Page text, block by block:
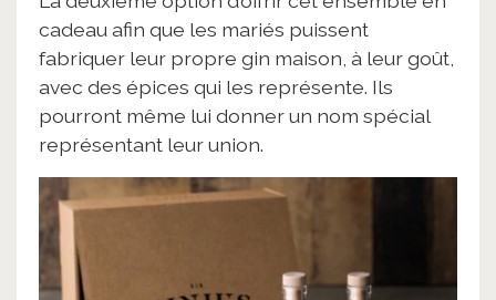
cadeau afin que les mariés puissent
fabriquer leur propre gin maison, à leur goût,
avec des épices qui les représente. Ils
pourront même lui donner un nom spécial
représentant leur union.